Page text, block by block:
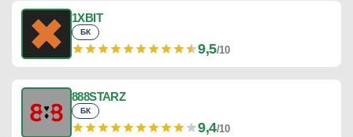
1XBIT
БК
9,5/10
888STARZ
БК
9,4/10